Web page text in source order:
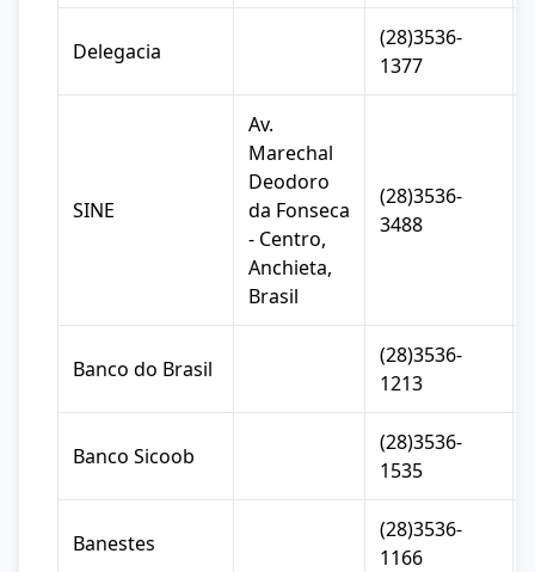
Delegacia
(28)3536-
1377
SINE
Av.
Marechal
Deodoro
da Fonseca
- Centro,
Anchieta,
Brasil
(28)3536-
3488
Banco do Brasil
(28)3536-
1213
Banco Sicoob
(28)3536-
1535
Banestes
(28)3536-
1166